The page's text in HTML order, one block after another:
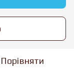
Порівняти